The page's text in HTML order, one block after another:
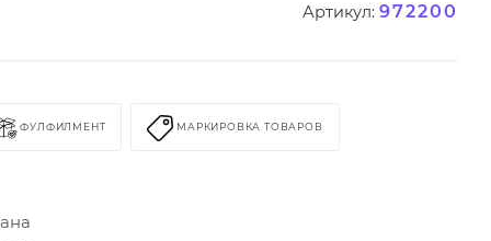
Артикул: 972200
ФУЛФИЛМЕНТ МАРКИРОВКА ТОВАРОВ